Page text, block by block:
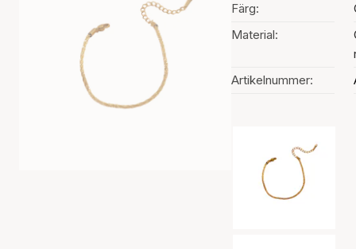
Färg:
Material:
Artikelnummer: